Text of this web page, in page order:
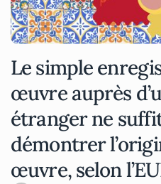
Le simple
œuvre auprès
étranger ne
démontrer
œuvre, selon